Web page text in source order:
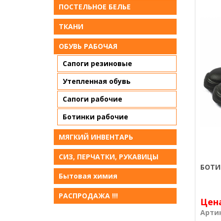
ПОСТЕЛЬНОЕ БЕЛЬE
ТКАНИ
ОБУВЬ РАБОЧАЯ
Сапоги резиновые
Утепленная обувь
Сапоги рабочие
Ботинки рабочие
МЯГКИЙ ИНВЕНТАРЬ
СИЗ, ПЕРЧАТКИ, РУКАВИЦЫ
Бытовая химия
РАСПРОДАЖА !!!